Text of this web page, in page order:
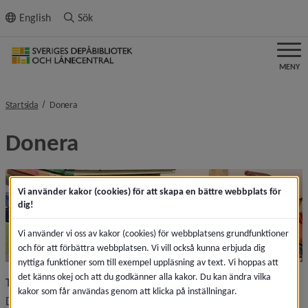
innehållet
English Sök
MENY
Startsida Doneranivå i brödsmulenavigeringen
Donera
Tänk på depåbiblioteket när ert bibliotek gallrar!
Depåbibliotekets uppgift är att ta emot, bevara och låna ut
Vi använder kakor (cookies) för att skapa en bättre webbplats för
dig!
Vi använder vi oss av kakor (cookies) för webbplatsens grundfunktioner
och för att förbättra webbplatsen. Vi vill också kunna erbjuda dig
nyttiga funktioner som till exempel uppläsning av text. Vi hoppas att
det känns okej och att du godkänner alla kakor. Du kan ändra vilka
kakor som får användas genom att klicka på inställningar.